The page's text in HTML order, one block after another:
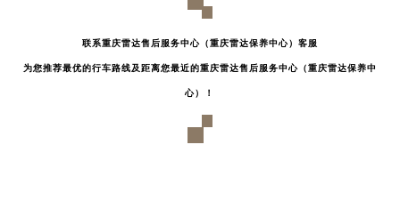
联系重庆雷达售后服务中心（重庆雷达保养中心）客服
为您推荐最优的行车路线及距离您最近的重庆雷达售后服务中心（重庆雷达保养中
心）！